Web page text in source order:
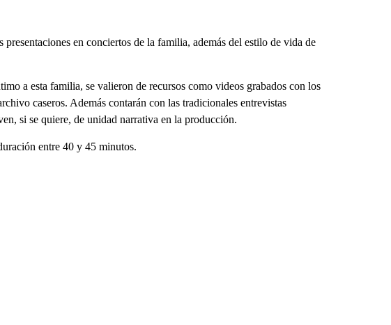
en conciertos de la familia, además del estilo de vida de
a esta familia, se valieron de recursos como videos grabados con los
caseros. Además contarán con las tradicionales entrevistas
si se quiere, de unidad narrativa en la producción.
entre 40 y 45 minutos.